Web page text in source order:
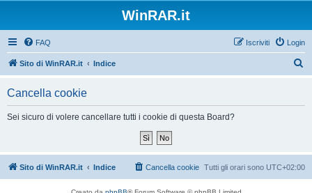
WinRAR.it
FAQ Login
Iscriviti
Sito di WinRAR.it Indice
Cancella cookie
Sei sicuro di volere cancellare tutti i cookie di questa Board?
Sito di WinRAR.it Indice Tutti gli orari sono UTC+02:00
Cancella cookie